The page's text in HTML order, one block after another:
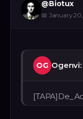
@Biotux
📅 January
OG Ogenvi: